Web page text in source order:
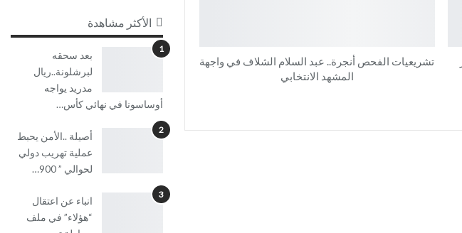
تشريعيات الفحص أنجرة.. عبد السلام الشلاف في واجهة
المشهد الانتخابي
الأكثر مشاهدة
1
بعد سحقه
لبرشلونة..ريال
مدريد يواجه
أوساسونا في نهائي كأس…
2
أصيلة ..الأمن يحبط
عملية تهريب دولي
لحوالي ” 900…
3
انباء عن اعتقال
“هؤلاء” في ملف